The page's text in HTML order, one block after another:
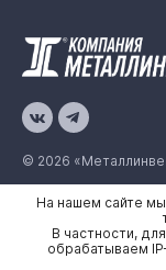
© 2026
Политика
Карта сайта
На нашем сайте
В частности,
обрабатываем